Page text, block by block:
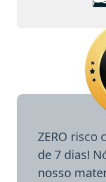
ZERO risco
de 7 dias!
nosso